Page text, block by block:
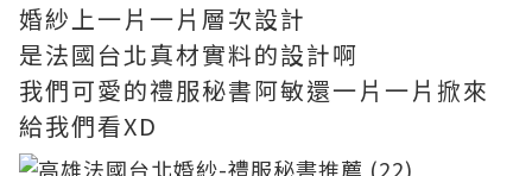
婚紗上一片一片層次設計
是法國台北真材實料的設計啊
我們可愛的禮服秘書阿敏還一片一片掀來
給我們看XD